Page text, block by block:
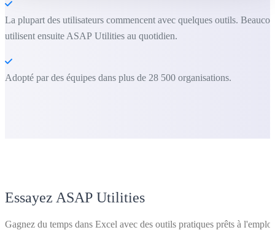
La plupart des utilisateurs commencent avec quelques outils.
utilisent ensuite ASAP Utilities au quotidien.
Adopté par des équipes dans plus de 28 500 organisations.
Essayez ASAP Utilities
Gagnez du temps dans Excel avec des outils pratiques prêts à